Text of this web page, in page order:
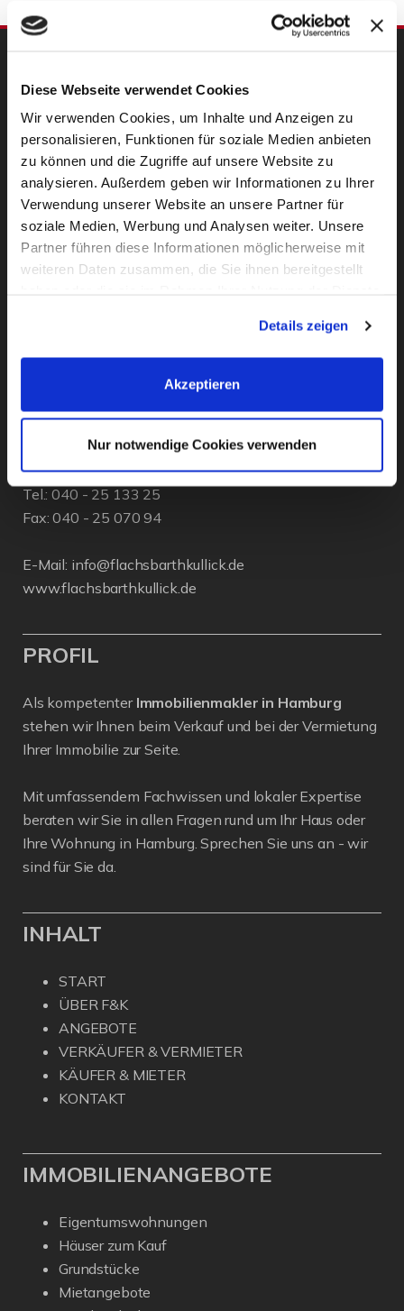
Diese Webseite verwendet Cookies
Wir verwenden Cookies, um Inhalte und Anzeigen zu
personalisieren, Funktionen für soziale Medien anbieten
zu können und die Zugriffe auf unsere Website zu
analysieren. Außerdem geben wir Informationen zu Ihrer
Verwendung unserer Website an unsere Partner für
soziale Medien, Werbung und Analysen weiter. Unsere
Partner führen diese Informationen möglicherweise mit
weiteren Daten zusammen, die Sie ihnen bereitgestellt
Cookies, wenn Sie unsere Webseite weiterhin nutzen.
Details zeigen
Akzeptieren
Nur notwendige Cookies verwenden
Elisenstr. 13
D - 22087 Hamburg
Tel.:040 - 25 133 25
Fax: 040 - 25 070 94
E-Mail: info@flachsbarthkullick.de
www.flachsbarthkullick.de
PROFIL
Als kompetenter Immobilienmakler in Hamburg
stehen wir Ihnen beim Verkauf und bei der Vermietung
Ihrer Immobilie zur Seite.
Mit umfassendem Fachwissen und lokaler Expertise
beraten wir Sie in allen Fragen rund um Ihr Haus oder
Ihre Wohnung in Hamburg. Sprechen Sie uns an - wir
sind für Sie da.
INHALT
START
ÜBER F&K
ANGEBOTE
VERKÄUFER & VERMIETER
KÄUFER & MIETER
KONTAKT
IMMOBILIENANGEBOTE
Eigentumswohnungen
Häuser zum Kauf
Grundstücke
Mietangebote